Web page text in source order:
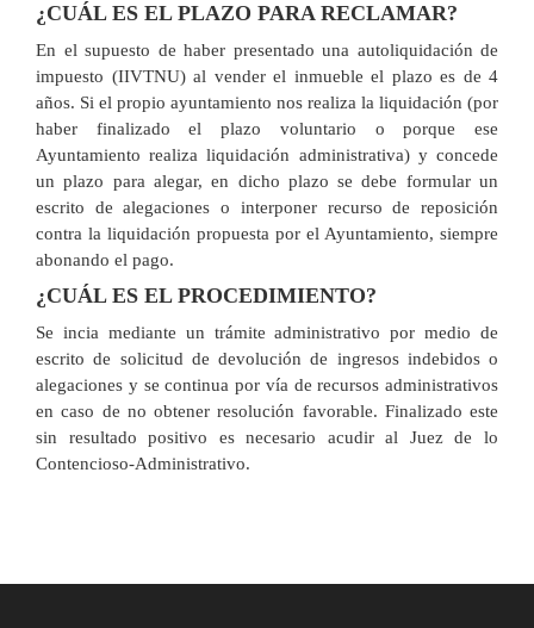
¿CUÁL ES EL PLAZO PARA RECLAMAR?
En el supuesto de haber presentado una autoliquidación de
impuesto (IIVTNU) al vender el inmueble el plazo es de 4
años. Si el propio ayuntamiento nos realiza la liquidación (por
haber finalizado el plazo voluntario o porque ese
Ayuntamiento realiza liquidación administrativa) y concede
un plazo para alegar, en dicho plazo se debe formular un
escrito de alegaciones o interponer recurso de reposición
contra la liquidación propuesta por el Ayuntamiento, siempre
abonando el pago.
¿CUÁL ES EL PROCEDIMIENTO?
Se incia mediante un trámite administrativo por medio de
escrito de solicitud de devolución de ingresos indebidos o
alegaciones y se continua por vía de recursos administrativos
en caso de no obtener resolución favorable. Finalizado este
sin resultado positivo es necesario acudir al Juez de lo
Contencioso-Administrativo.